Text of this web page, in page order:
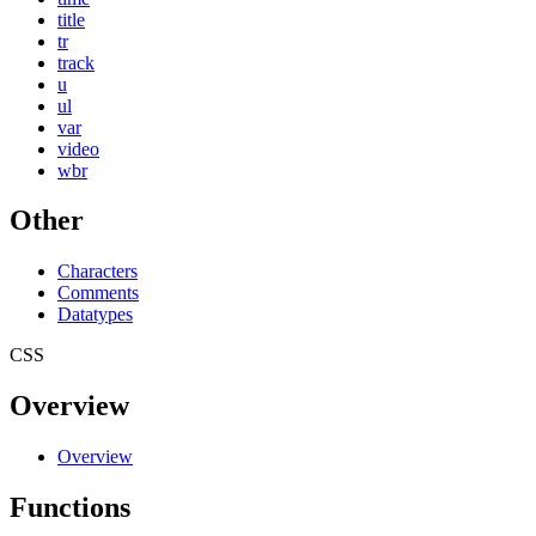
title
tr
track
u
ul
var
video
wbr
Other
Characters
Comments
Datatypes
CSS
Overview
Overview
Functions